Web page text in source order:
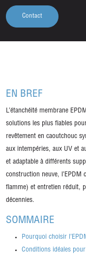
Contact
EN BREF
L’étanchéité membrane
solutions les plus fiables
revêtement en caoutchouc
aux intempéries, aux UV et
et adaptable à différents
construction neuve, l’EPDM
flamme) et entretien réduit,
décennies.
SOMMAIRE
Pourquoi choisir
Conditions idéales